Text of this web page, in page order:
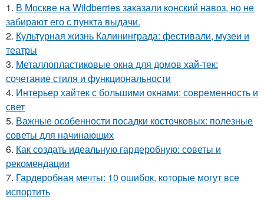
1. В Москве на Wildberries заказали конский навоз, но не
забирают его с пункта выдачи.
2. Культурная жизнь Калининграда: фестивали, музеи и
театры
3. Металлопластиковые окна для домов хай-тек:
сочетание стиля и функциональности
4. Интерьер хайтек с большими окнами: современность и
свет
5. Важные особенности посадки косточковых: полезные
советы для начинающих
6. Как создать идеальную гардеробную: советы и
рекомендации
7. Гардеробная мечты: 10 ошибок, которые могут все
испортить